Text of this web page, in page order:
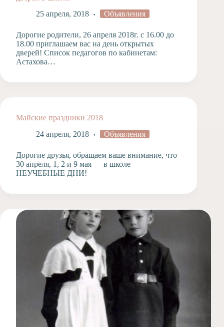
25 апреля, 2018
Объявления
Дорогие родители, 26 апреля 2018г. с 16.00 до
18.00 приглашаем вас на день открытых
дверей! Список педагогов по кабинетам:
Астахова…
Майские праздники 2018
24 апреля, 2018
Объявления
Дорогие друзья, обращаем ваше внимание, что
30 апреля, 1, 2 и 9 мая — в школе
НЕУЧЕБНЫЕ ДНИ!